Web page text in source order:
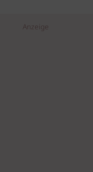
Anzeige